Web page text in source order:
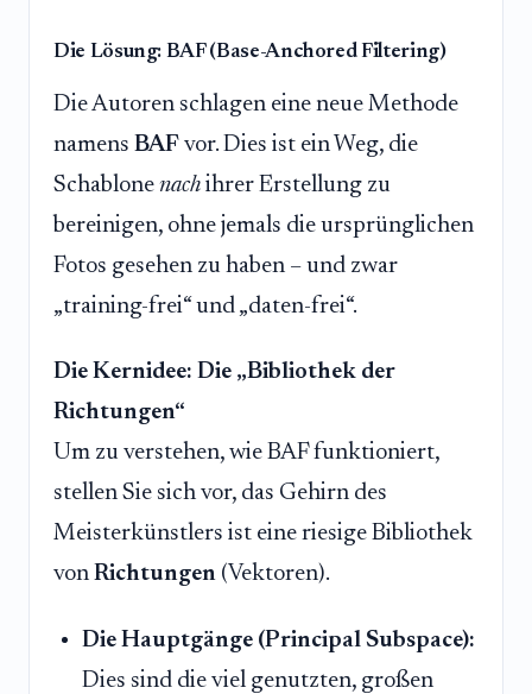
Die Lösung: BAF (Base-Anchored Filtering)
Die Autoren schlagen eine neue Methode
namens BAF vor. Dies ist ein Weg, die
Schablone nach ihrer Erstellung zu
bereinigen, ohne jemals die ursprünglichen
Fotos gesehen zu haben – und zwar
„training-frei“ und „daten-frei“.
Die Kernidee: Die „Bibliothek der
Richtungen“
Um zu verstehen, wie BAF funktioniert,
stellen Sie sich vor, das Gehirn des
Meisterkünstlers ist eine riesige Bibliothek
von Richtungen (Vektoren).
Die Hauptgänge (Principal Subspace):
Dies sind die viel genutzten, großen